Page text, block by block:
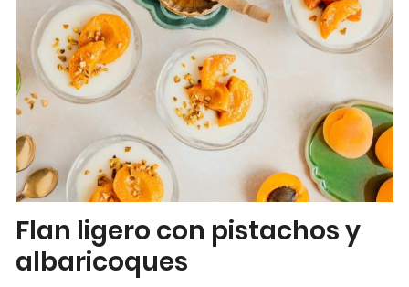
Flan ligero con pistachos y
albaricoques